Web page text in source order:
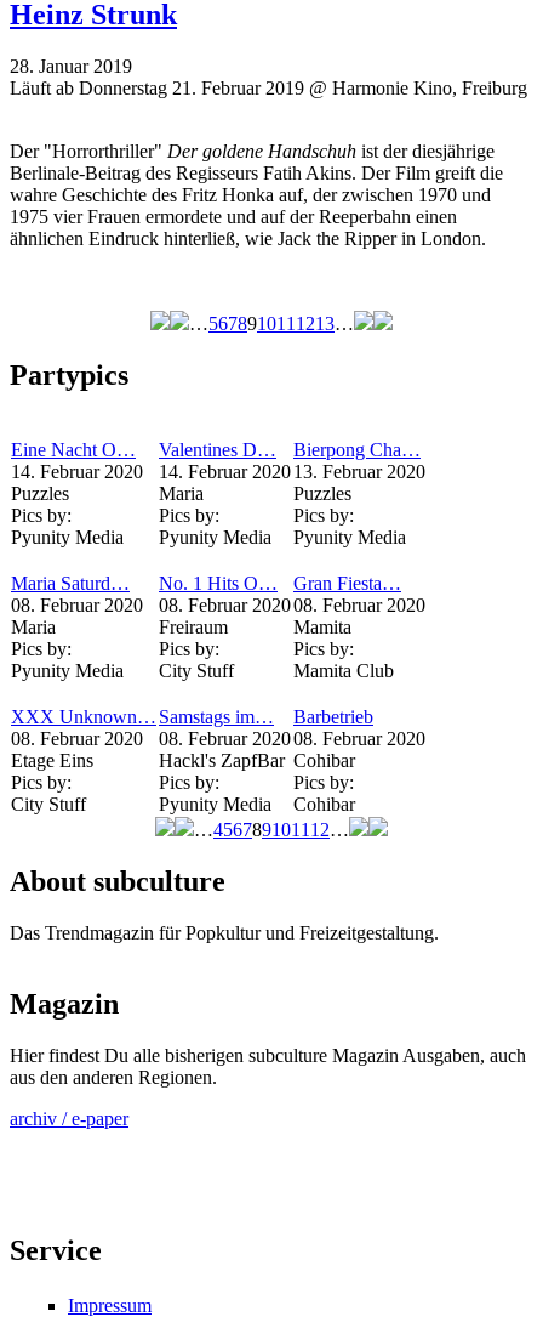
Heinz Strunk
28. Januar 2019
Läuft ab Donnerstag 21. Februar 2019 @ Harmonie Kino, Freiburg
Der "Horrorthriller" Der goldene Handschuh ist der diesjährige
Berlinale-Beitrag des Regisseurs Fatih Akins. Der Film greift die
wahre Geschichte des Fritz Honka auf, der zwischen 1970 und
1975 vier Frauen ermordete und auf der Reeperbahn einen
ähnlichen Eindruck hinterließ, wie Jack the Ripper in London.
…567891011 1213…
Partypics
Eine Nacht O…
14. Februar 2020
Puzzles
Pics by:
Pyunity Media
Valentines D…
14. Februar 2020
Maria
Pics by:
Pyunity Media
Bierpong Cha…
13. Februar 2020
Puzzles
Pics by:
Pyunity Media
Maria Saturd…
08. Februar 2020
Maria
Pics by:
Pyunity Media
No. 1 Hits O…
08. Februar 2020
Freiraum
Pics by:
City Stuff
Gran Fiesta…
08. Februar 2020
Mamita
Pics by:
Mamita Club
XXX Unknown…
08. Februar 2020
Etage Eins
Pics by:
City Stuff
Samstags im…
08. Februar 2020
Hackl's ZapfBar
Pics by:
Pyunity Media
Barbetrieb
08. Februar 2020
Cohibar
Pics by:
Cohibar
…4567891011 12…
About subculture
Das Trendmagazin für Popkultur und Freizeitgestaltung.
Magazin
Hier findest Du alle bisherigen subculture Magazin Ausgaben, auch
aus den anderen Regionen.
archiv / e-paper
Service
Impressum